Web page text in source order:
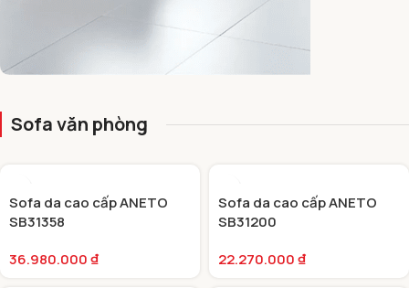
SOFA
VĂN PHÒNG
Sofa văn phòng
Sofa da cao cấp ANETO
SB31358
36.980.000₫
Sofa da cao cấp ANETO
SB31200
22.270.000₫